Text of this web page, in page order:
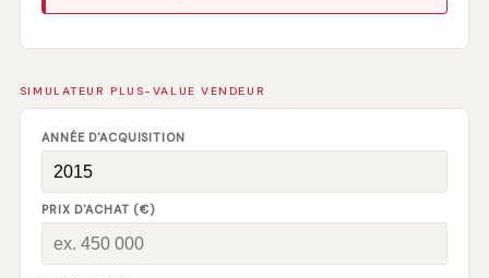
SIMULATEUR PLUS-VALUE VENDEUR
ANNÉE D'ACQUISITION
PRIX D'ACHAT (€)